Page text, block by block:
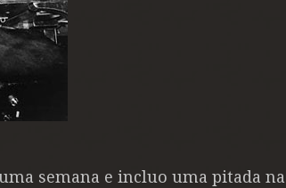
semana e incluo uma pitada na